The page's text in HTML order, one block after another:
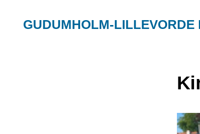
GUDUMHOLM-LILLEVORDE